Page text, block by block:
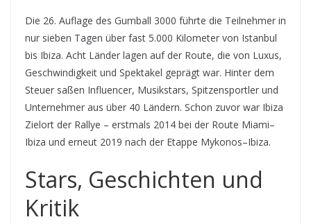
Die 26. Auflage des Gumball 3000 führte die Teilnehmer in
nur sieben Tagen über fast 5.000 Kilometer von Istanbul
bis Ibiza. Acht Länder lagen auf der Route, die von Luxus,
Geschwindigkeit und Spektakel geprägt war. Hinter dem
Steuer saßen Influencer, Musikstars, Spitzensportler und
Unternehmer aus über 40 Ländern. Schon zuvor war Ibiza
Zielort der Rallye – erstmals 2014 bei der Route Miami–
Ibiza und erneut 2019 nach der Etappe Mykonos–Ibiza.
Stars, Geschichten und
Kritik